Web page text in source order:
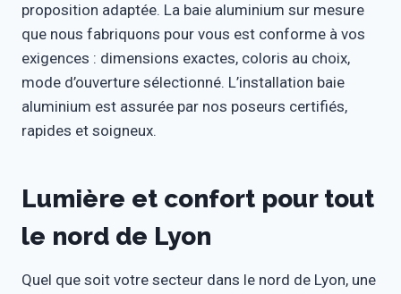
proposition adaptée. La baie aluminium sur mesure
que nous fabriquons pour vous est conforme à vos
exigences : dimensions exactes, coloris au choix,
mode d’ouverture sélectionné. L’installation baie
aluminium est assurée par nos poseurs certifiés,
rapides et soigneux.
Lumière et confort pour tout
le nord de Lyon
Quel que soit votre secteur dans le nord de Lyon, une